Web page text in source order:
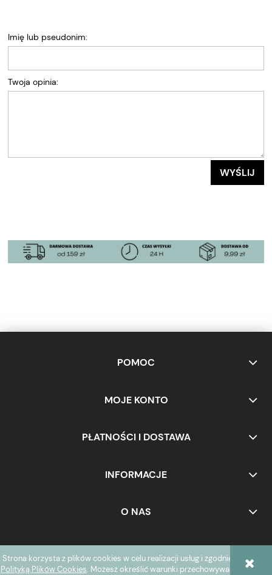
Strona korzysta z plików cookies w celu realizacji usług i zgodnie z
Polityką Plików Cookies. Możesz określić warunki przechowywania
Imię lub pseudonim:
Twoja opinia:
WYŚLIJ
POMOC
MOJE KONTO
PŁATNOŚCI I DOSTAWA
INFORMACJE
O NAS
POKAŻ PEŁNĄ WERSJĘ STRONY